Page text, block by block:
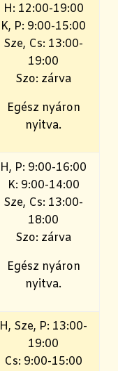
H: 12:00-19:00
K, P: 9:00-15:00
Sze, Cs: 13:00-
19:00
Szo: zárva
Egész nyáron
nyitva.
H, P: 9:00-16:00
K: 9:00-14:00
Sze, Cs: 13:00-
18:00
Szo: zárva
Egész nyáron
nyitva.
H, Sze, P: 13:00-
19:00
Cs: 9:00-15:00